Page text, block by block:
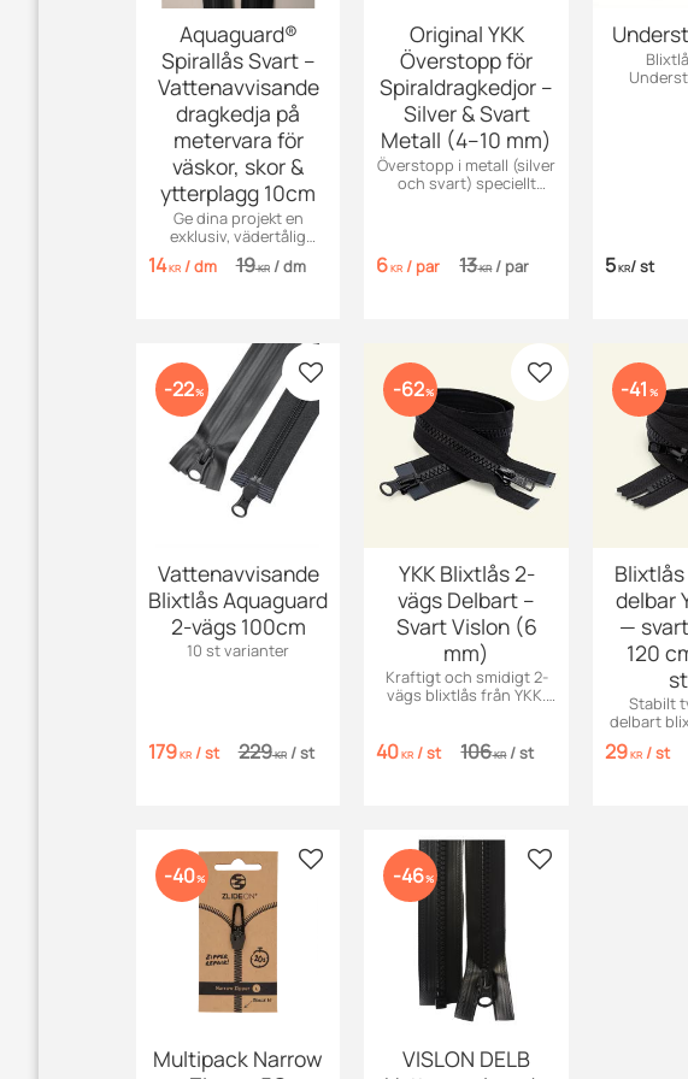
Aquaguard®
Spirallås Svart –
Vattenavvisande
dragkedja på
metervara för
väskor, skor &
ytterplagg 10cm
Ge dina projekt en
exklusiv, vädertålig
finish med Aquaguard®
– vattenavvisande
14KR /dm 19KR /dm
Original YKK
Överstopp för
Spiraldragkedjor –
Silver & Svart
Metall (4–10 mm)
Överstopp i metall (silver
och svart) speciellt
mm.
6KR / par 13KR / par 5KR/st
Vattenavvisande
Blixtlås Aquaguard
2-vägs 100cm
10 st varianter
179KR /st 229KR /st
22% Lägg till i favoriter
YKK Blixtlås 2-
vägs Delbart –
Svart Vislon (6
mm)
Kraftigt och smidigt 2-
vägs blixtlås från YKK.
hållbart!
40KR /st 106KR /st
62% Lägg till i favoriter
delbar
—
120
Stabilt
delbart
med 6
Finns i
29KR /st
41 %
Multipack Narrow
40% Lägg till i favoriter
VISLON DELB
46% Lägg till i favoriter